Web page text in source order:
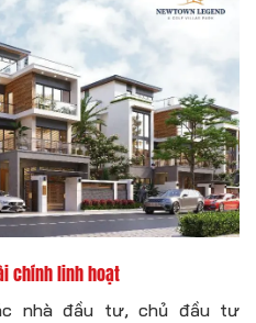
chính linh hoạt
nhà đầu tư, chủ đầu tư